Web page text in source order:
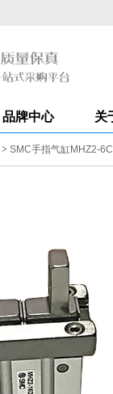
品牌中心 关
> SMC手指气缸MHZ2-